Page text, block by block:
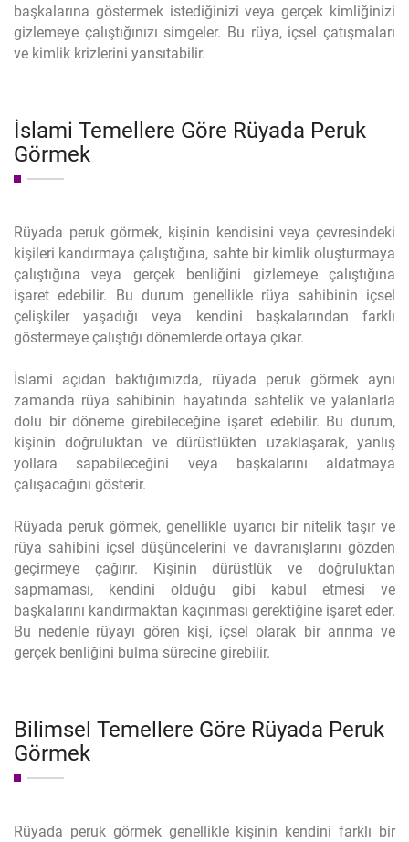
başkalarına göstermek istediğinizi veya gerçek kimliğinizi
gizlemeye çalıştığınızı simgeler. Bu rüya, içsel çatışmaları
ve kimlik krizlerini yansıtabilir.
İslami Temellere Göre Rüyada Peruk
Görmek
Rüyada peruk görmek, kişinin kendisini veya çevresindeki
kişileri kandırmaya çalıştığına, sahte bir kimlik oluşturmaya
çalıştığına veya gerçek benliğini gizlemeye çalıştığına
işaret edebilir. Bu durum genellikle rüya sahibinin içsel
çelişkiler yaşadığı veya kendini başkalarından farklı
göstermeye çalıştığı dönemlerde ortaya çıkar.
İslami açıdan baktığımızda, rüyada peruk görmek aynı
zamanda rüya sahibinin hayatında sahtelik ve yalanlarla
dolu bir döneme girebileceğine işaret edebilir. Bu durum,
kişinin doğruluktan ve dürüstlükten uzaklaşarak, yanlış
yollara sapabileceğini veya başkalarını aldatmaya
çalışacağını gösterir.
Rüyada peruk görmek, genellikle uyarıcı bir nitelik taşır ve
rüya sahibini içsel düşüncelerini ve davranışlarını gözden
geçirmeye çağırır. Kişinin dürüstlük ve doğruluktan
sapmaması, kendini olduğu gibi kabul etmesi ve
başkalarını kandırmaktan kaçınması gerektiğine işaret eder.
Bu nedenle rüyayı gören kişi, içsel olarak bir arınma ve
gerçek benliğini bulma sürecine girebilir.
Bilimsel Temellere Göre Rüyada Peruk
Görmek
Rüyada peruk görmek genellikle kişinin kendini farklı bir